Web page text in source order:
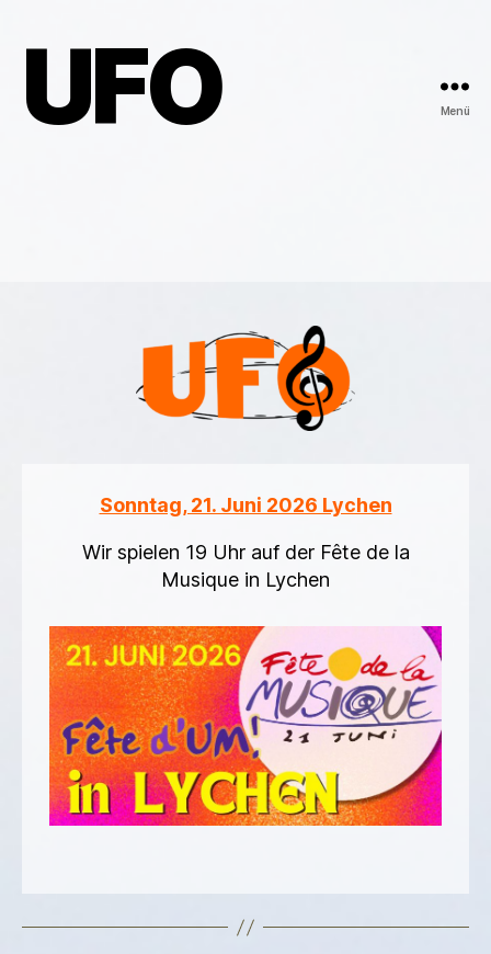
UFO Menü
Sonntag, 21. Juni 2026 Lychen
Wir spielen 19 Uhr auf der Fête de la
Musique in Lychen